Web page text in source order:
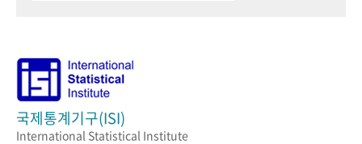
국제통계기구(ISI)
International Statistical Institute